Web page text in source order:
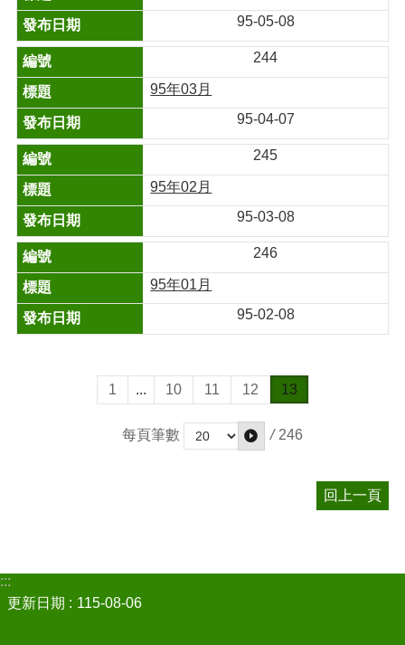
95-05-08
244
95年03月
95-04-07
245
95年02月
95-03-08
246
95年01月
95-02-08
1 ... 10 11 12 13
每頁筆數 / 246
回上一頁
:::
更新日期
115-08-06